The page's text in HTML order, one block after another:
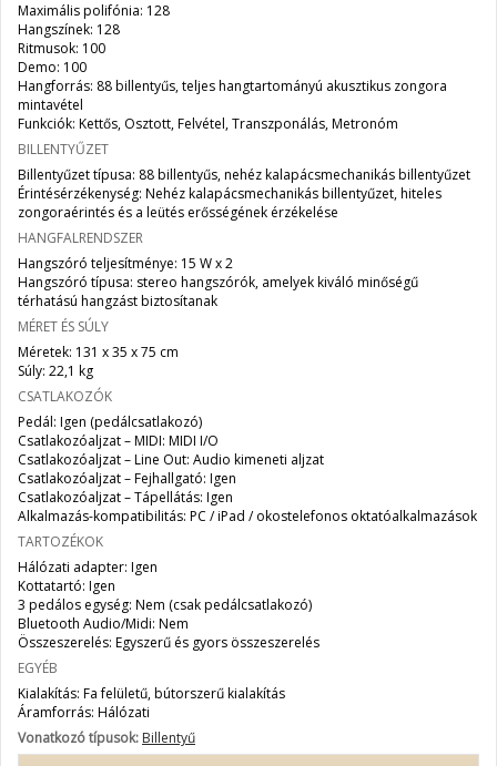
Maximális polifónia: 128
Hangszínek: 128
Ritmusok: 100
Demo: 100
Hangforrás: 88 billentyűs, teljes hangtartományú akusztikus zongora
mintavétel
Funkciók: Kettős, Osztott, Felvétel, Transzponálás, Metronóm
BILLENTYŰZET
Billentyűzet típusa: 88 billentyűs, nehéz kalapácsmechanikás billentyűzet
Érintésérzékenység: Nehéz kalapácsmechanikás billentyűzet, hiteles
zongoraérintés és a leütés erősségének érzékelése
HANGFALRENDSZER
Hangszóró teljesítménye: 15 W x 2
Hangszóró típusa: stereo hangszórók, amelyek kiváló minőségű
térhatású hangzást biztosítanak
MÉRET ÉS SÚLY
Méretek: 131 x 35 x 75 cm
Súly: 22,1 kg
CSATLAKOZÓK
Pedál: Igen (pedálcsatlakozó)
Csatlakozóaljzat – MIDI: MIDI I/O
Csatlakozóaljzat – Line Out: Audio kimeneti aljzat
Csatlakozóaljzat – Fejhallgató: Igen
Csatlakozóaljzat – Tápellátás: Igen
Alkalmazás-kompatibilitás: PC / iPad / okostelefonos oktatóalkalmazások
TARTOZÉKOK
Hálózati adapter: Igen
Kottatartó: Igen
3 pedálos egység: Nem (csak pedálcsatlakozó)
Bluetooth Audio/Midi: Nem
Összeszerelés: Egyszerű és gyors összeszerelés
EGYÉB
Kialakítás: Fa felületű, bútorszerű kialakítás
Áramforrás: Hálózati
Vonatkozó típusok: Billentyű